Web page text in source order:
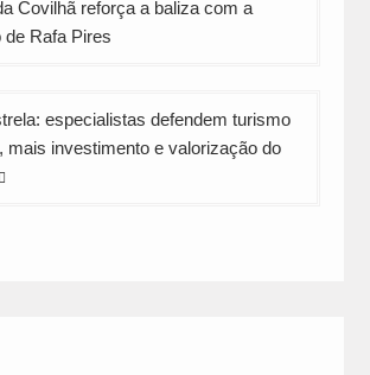
Covilhã reforça a baliza com a
de Rafa Pires
especialistas defendem turismo
mais investimento e valorização do